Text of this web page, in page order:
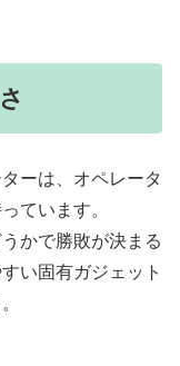
ーは、オペレータ
ています。
かで勝敗が決まる
い固有ガジェット